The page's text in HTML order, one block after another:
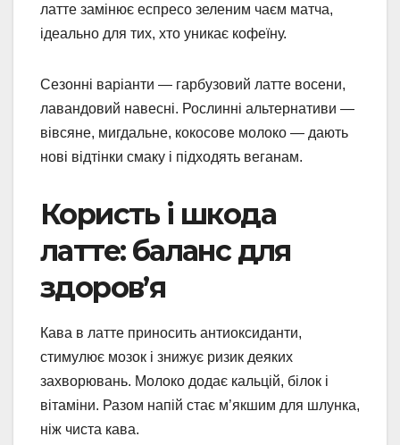
латте замінює еспресо зеленим чаєм матча,
ідеально для тих, хто уникає кофеїну.
Сезонні варіанти — гарбузовий латте восени,
лавандовий навесні. Рослинні альтернативи —
вівсяне, мигдальне, кокосове молоко — дають
нові відтінки смаку і підходять веганам.
Користь і шкода
латте: баланс для
здоров’я
Кава в латте приносить антиоксиданти,
стимулює мозок і знижує ризик деяких
захворювань. Молоко додає кальцій, білок і
вітаміни. Разом напій стає м’якшим для шлунка,
ніж чиста кава.